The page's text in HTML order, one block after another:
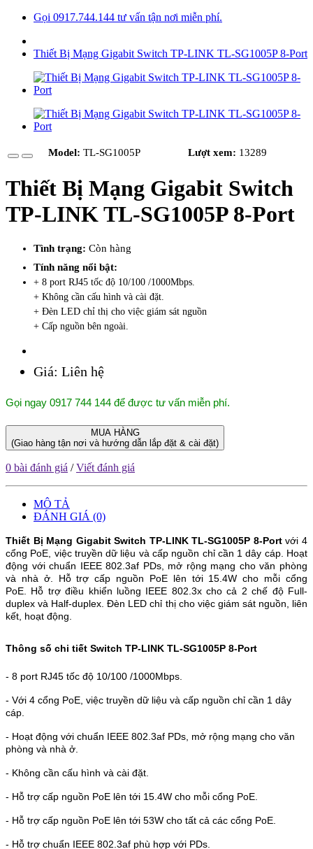
Gọi 0917.744.144 tư vấn tận nơi miễn phí.
Thiết Bị Mạng Gigabit Switch TP-LINK TL-SG1005P 8-Port
Model: TL-SG1005P Lượt xem: 13289
Thiết Bị Mạng Gigabit Switch
TP-LINK TL-SG1005P 8-Port
Tình trạng: Còn hàng
Tính năng nổi bật:
+ 8 port RJ45 tốc độ 10/100 /1000Mbps.
+ Không cần cấu hình và cài đặt.
+ Đèn LED chỉ thị cho việc giám sát nguồn
+ Cấp nguồn bên ngoài.
Giá: Liên hệ
Gọi ngay 0917 744 144 để được tư vấn miễn phí.
MUA HÀNG
(Giao hàng tận nơi và hướng dẫn lắp đặt & cài đặt)
0 bài đánh giá /Viết đánh giá
MÔ TẢ
ĐÁNH GIÁ (0)
Thiết Bị Mạng Gigabit Switch TP-LINK TL-SG1005P 8-Portvới 4
cổng PoE, việc truyền dữ liệu và cấp nguồn chỉ cần 1 dây cáp. Hoạt
động với chuẩn IEEE 802.3af PDs, mở rộng mạng cho văn phòng
và nhà ở. Hỗ trợ cấp nguồn PoE lên tới 15.4W cho mỗi cổng
PoE. Hỗ trợ điều khiển luồng IEEE 802.3x cho cả 2 chế độ Full-
duplex và Half-duplex.Đèn LED chỉ thị cho việc giám sát nguồn, liên
kết, hoạt động.
Thông số chi tiết Switch TP-LINK TL-SG1005P 8-Port
- 8 port RJ45 tốc độ 10/100 /1000Mbps.
- Với 4 cổng PoE, việc truyền dữ liệu và cấp nguồn chỉ cần 1 dây
cáp.
- Hoạt động với chuẩn IEEE 802.3af PDs, mở rộng mạng cho văn
phòng và nhà ở.
- Không cần cấu hình và cài đặt.
- Hỗ trợ cấp nguồn PoE lên tới 15.4W cho mỗi cổng PoE.
- Hỗ trợ cấp nguồn PoE lên tới 53W cho tất cả các cổng PoE.
- Hỗ trợ chuẩn IEEE 802.3af phù hợp với PDs.